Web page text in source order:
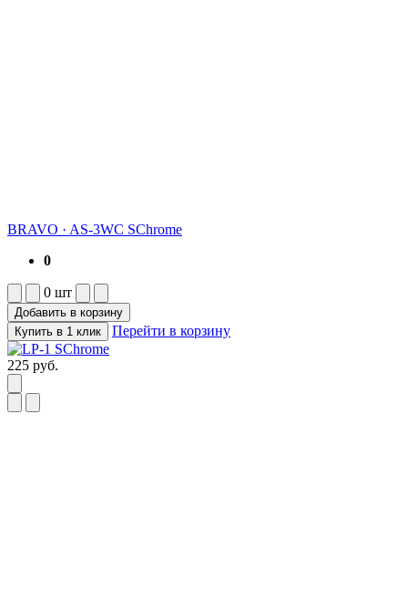
BRAVO · AS-3WC SChrome
0
0 шт
Добавить в корзину
Купить в 1 клик
Перейти в корзину
225 руб.